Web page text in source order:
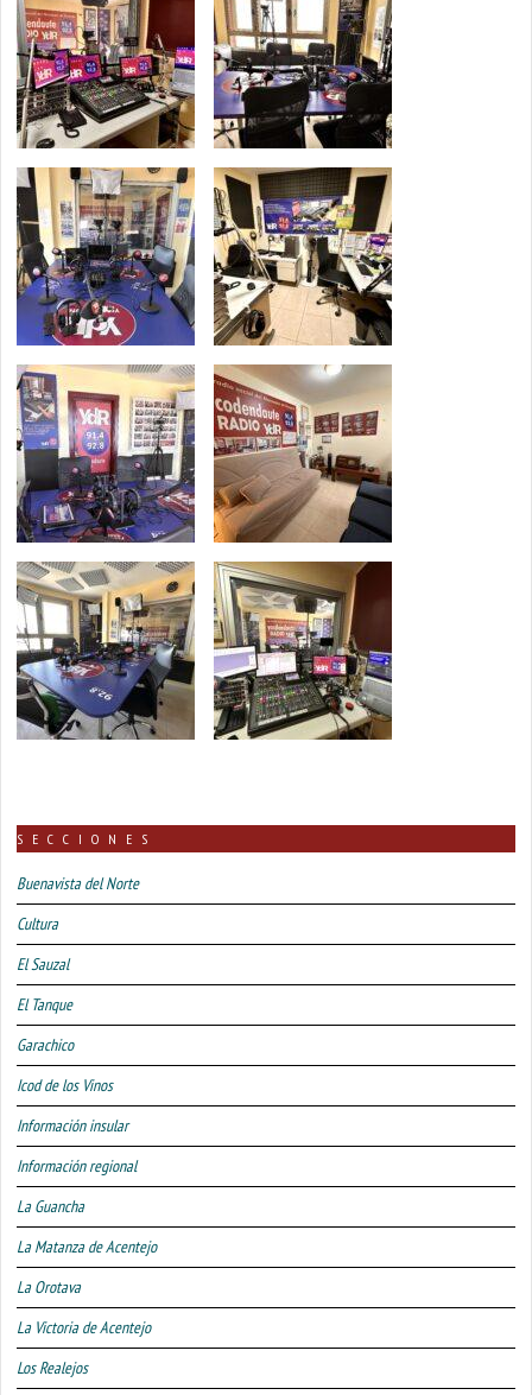
SECCIONES
Buenavista del Norte
Cultura
El Sauzal
El Tanque
Garachico
Icod de los Vinos
Información insular
Información regional
La Guancha
La Matanza de Acentejo
La Orotava
La Victoria de Acentejo
Los Realejos